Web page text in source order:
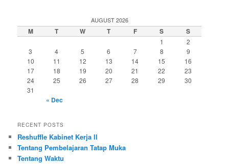
AUGUST 2026
M T W T F S S
1
2
3
4 5 6 7 8
9
10
11 12 13 14 15
16
17
18 19 20 21 22
23
24
25 26 27 28 29
30
31
« Dec
RECENT POSTS
Reshuffle Kabinet Kerja II
Tentang Pembelajaran Tatap Muka
Tentang Waktu